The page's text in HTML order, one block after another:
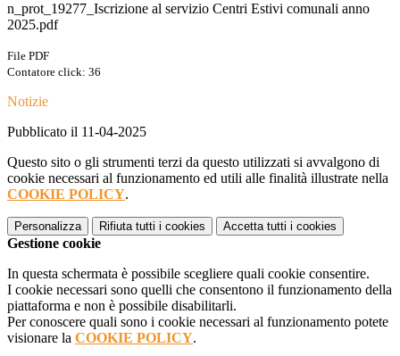
n_prot_19277_Iscrizione al servizio Centri Estivi comunali anno
2025.pdf
File PDF
Contatore click: 36
Notizie
Pubblicato il 11-04-2025
Questo sito o gli strumenti terzi da questo utilizzati si avvalgono di
cookie necessari al funzionamento ed utili alle finalità illustrate nella
COOKIE POLICY.
Personalizza Rifiuta tutti i cookies Accetta tutti i cookies
Gestione cookie
In questa schermata è possibile scegliere quali cookie consentire.
I cookie necessari sono quelli che consentono il funzionamento della
piattaforma e non è possibile disabilitarli.
Per conoscere quali sono i cookie necessari al funzionamento potete
visionare la COOKIE POLICY.